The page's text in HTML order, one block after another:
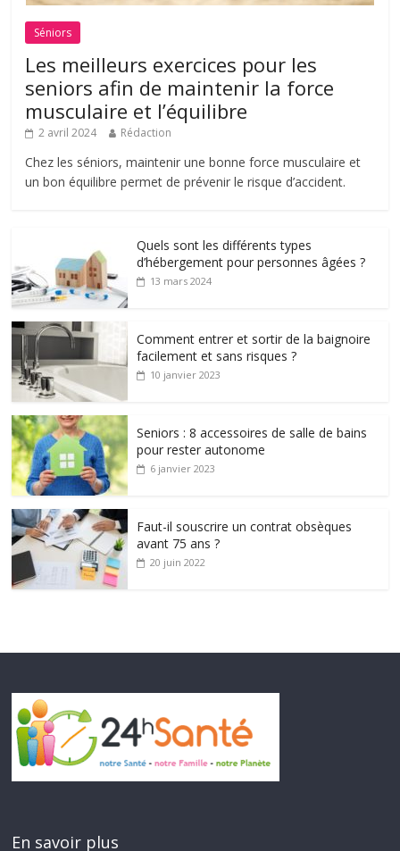
Séniors
Les meilleurs exercices pour les
seniors afin de maintenir la force
musculaire et l’équilibre
2 avril 2024 Rédaction
Chez les séniors, maintenir une bonne force musculaire et
un bon équilibre permet de prévenir le risque d’accident.
Quels sont les différents types
d’hébergement pour personnes âgées ?
13 mars 2024
Comment entrer et sortir de la baignoire
facilement et sans risques ?
10 janvier 2023
Seniors : 8 accessoires de salle de bains
pour rester autonome
6 janvier 2023
Faut-il souscrire un contrat obsèques
avant 75 ans ?
20 juin 2022
En savoir plus